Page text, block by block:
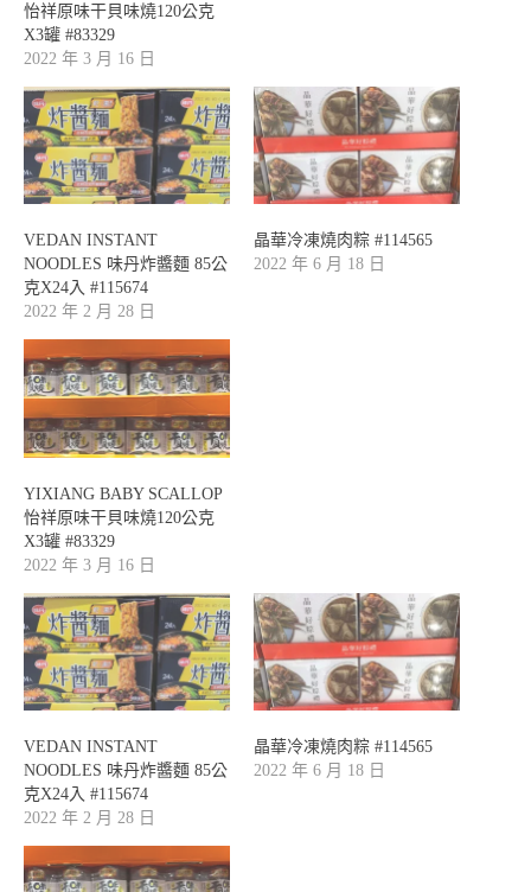
怡祥原味干貝味燒120公克
X3罐 #83329
2022 年 3 月 16 日
VEDAN INSTANT
NOODLES 味丹炸醬麵 85公
克X24入 #115674
2022 年 2 月 28 日
晶華冷凍燒肉粽 #114565
2022 年 6 月 18 日
YIXIANG BABY SCALLOP
怡祥原味干貝味燒120公克
X3罐 #83329
2022 年 3 月 16 日
VEDAN INSTANT
NOODLES 味丹炸醬麵 85公
克X24入 #115674
2022 年 2 月 28 日
晶華冷凍燒肉粽 #114565
2022 年 6 月 18 日